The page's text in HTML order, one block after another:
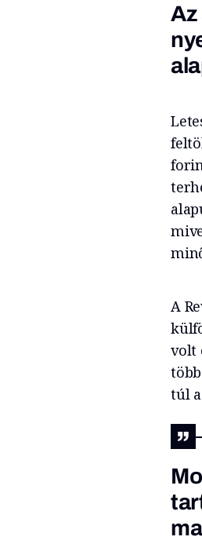
Az
A
volt
túl